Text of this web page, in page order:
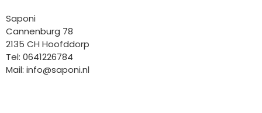
Saponi
Cannenburg 78
2135 CH Hoofddorp
Tel: 0641226784
Mail: info@saponi.nl